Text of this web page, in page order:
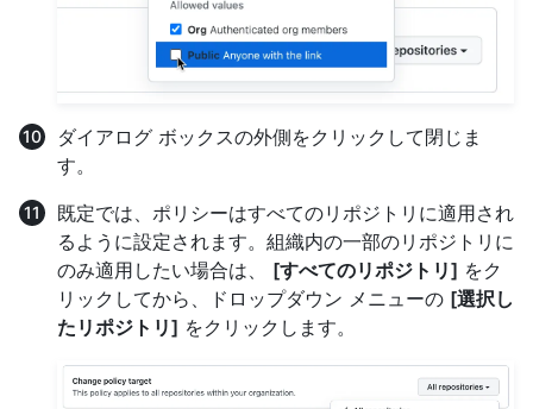
ダイアログ ボックスの外側をクリックして閉じま
す。
既定では、ポリシーはすべてのリポジトリに適用され
るように設定されます。組織内の一部のリポジトリに
のみ適用したい場合は、 [すべてのリポジトリ] をク
リックしてから、ドロップダウン メニューの [選択し
たリポジトリ] をクリックします。